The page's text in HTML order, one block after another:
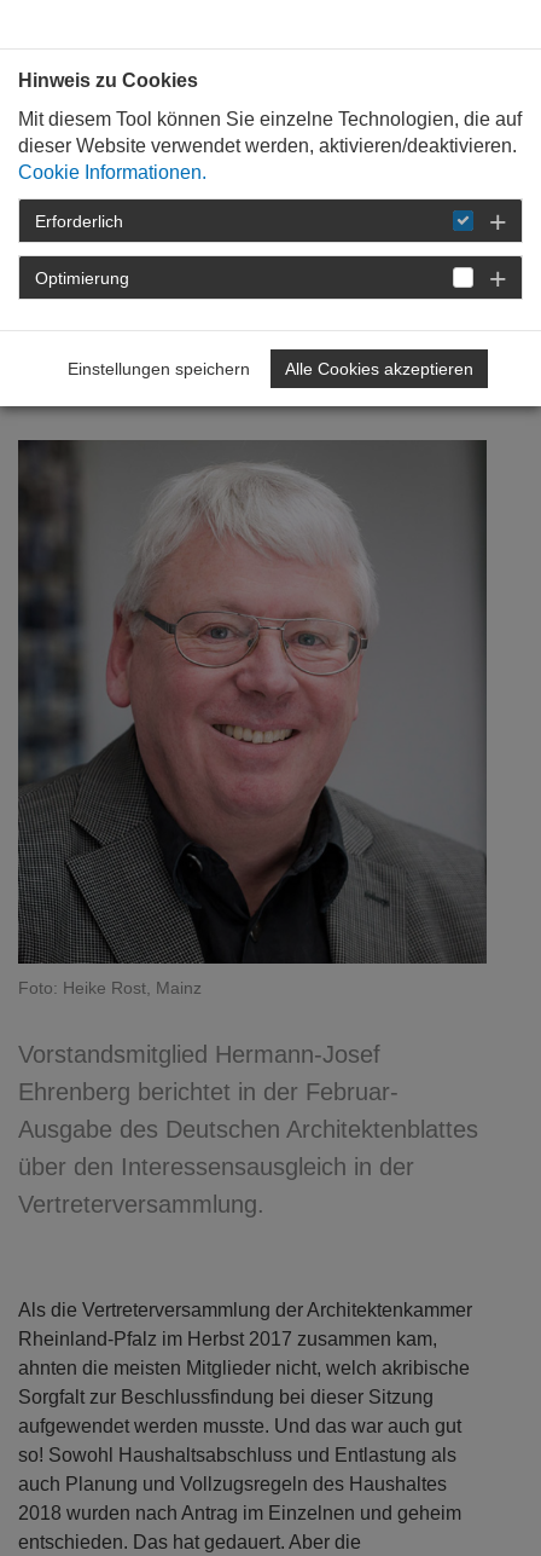
STARTSEITE DETAIL
Zeitaufwendig aber
beispielhaft legitimiert
Foto: Heike Rost, Mainz
Vorstandsmitglied Hermann-Josef
Ehrenberg berichtet in der Februar-
Ausgabe des Deutschen Architektenblattes
über den Interessensausgleich in der
Vertreterversammlung.
Als die Vertreterversammlung der Architektenkammer
Rheinland-Pfalz im Herbst 2017 zusammen kam,
ahnten die meisten Mitglieder nicht, welch akribische
Sorgfalt zur Beschlussfindung bei dieser Sitzung
aufgewendet werden musste. Und das war auch gut
so! Sowohl Haushaltsabschluss und Entlastung als
auch Planung und Vollzugsregeln des Haushaltes
2018 wurden nach Antrag im Einzelnen und geheim
entschieden. Das hat gedauert. Aber die
Hinweis zu Cookies
Mit diesem Tool können Sie einzelne Technologien, die auf
dieser Website verwendet werden, aktivieren/deaktivieren.
Cookie Informationen.
Erforderlich
Optimierung
Einstellungen speichern Alle Cookies akzeptieren